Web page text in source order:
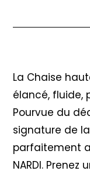
La Chaise
élancé, fluide,
Pourvue du
signature de la
parfaitement
NARDI.